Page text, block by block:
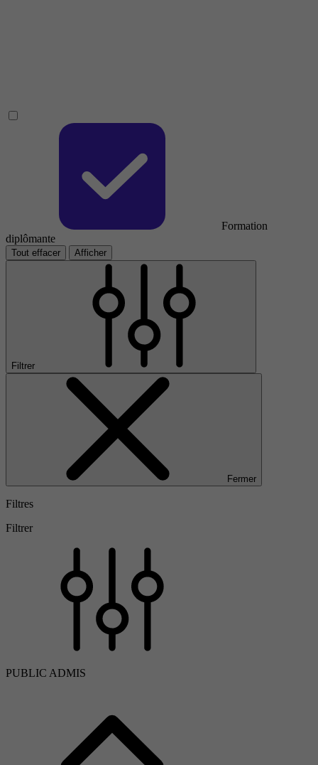
Formation
diplômante
Tout effacer Afficher
Filtrer
Fermer
Filtres
Filtrer
PUBLIC ADMIS